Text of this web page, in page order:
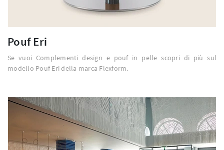
Pouf Eri
Se vuoi Complementi design e pouf in pelle scopri di più sul
modello Pouf Eri della marca Flexform.